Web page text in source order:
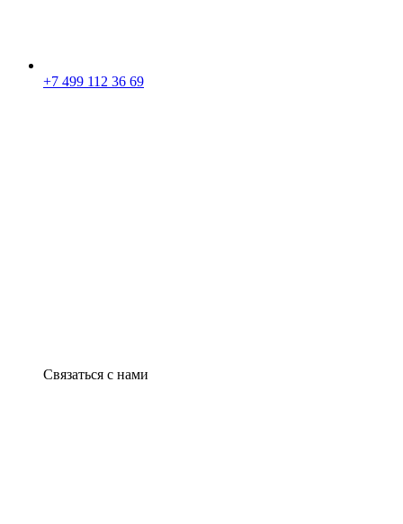
+7 499 112 36 69
Связаться с нами